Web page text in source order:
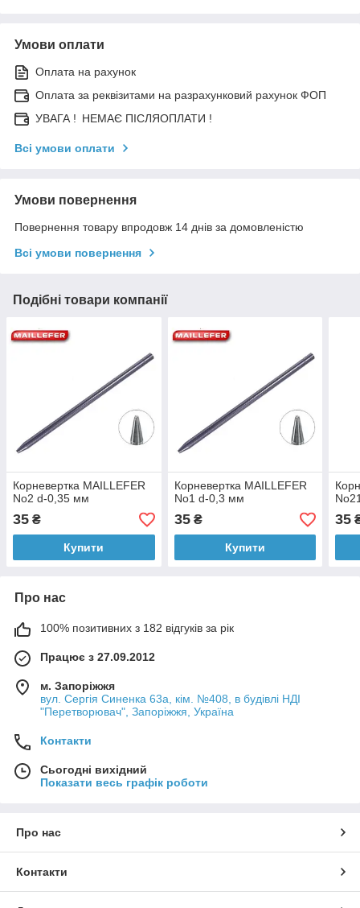
Умови оплати
Оплата на рахунок
Оплата за реквізитами на разрахунковий рахунок ФОП
УВАГА ! НЕМАЄ ПІСЛЯОПЛАТИ !
Всі умови оплати
Умови повернення
Повернення товару впродовж 14 днів за домовленістю
Всі умови повернення
Подібні товари компанії
Корневертка MAILLEFER
No2 d-0,35 мм
35 ₴
Купити
Корневертка MAILLEFER
No1 d-0,3 мм
35₴
Купити
35
Про нас
100% позитивних з 182 відгуків за рік
Працює з 27.09.2012
м. Запоріжжя
вул. Сергія Синенка 63а, кім. №408, в будівлі НДІ
"Перетворювач", Запоріжжя, Україна
Контакти
Сьогодні вихідний
Показати весь графік роботи
Про нас
Контакти